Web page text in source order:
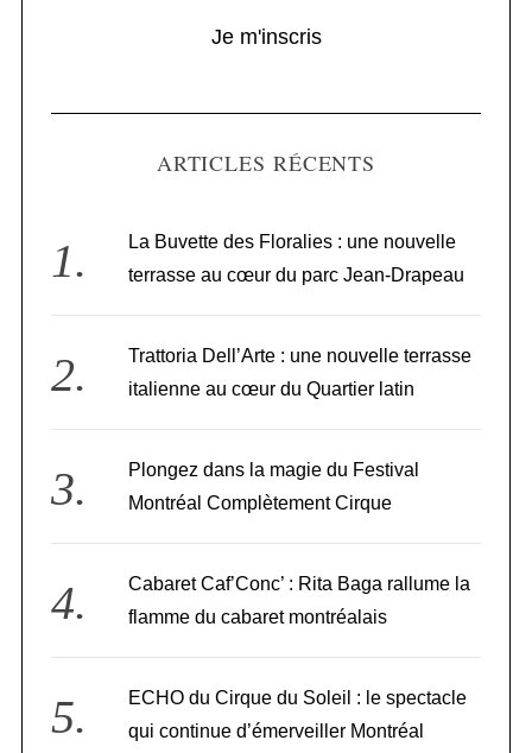
Je m'inscris
ARTICLES RÉCENTS
La Buvette des Floralies : une nouvelle
terrasse au cœur du parc Jean-Drapeau
Trattoria Dell’Arte : une nouvelle terrasse
italienne au cœur du Quartier latin
Plongez dans la magie du Festival
Montréal Complètement Cirque
Cabaret Caf’Conc’ : Rita Baga rallume la
flamme du cabaret montréalais
ECHO du Cirque du Soleil : le spectacle
qui continue d’émerveiller Montréal